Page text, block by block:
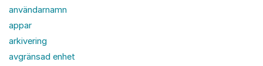
användarnamn
appar
arkivering
avgränsad enhet